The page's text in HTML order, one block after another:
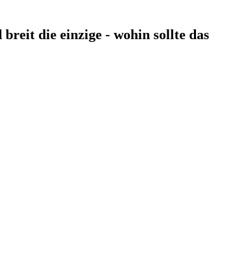
die einzige - wohin sollte das